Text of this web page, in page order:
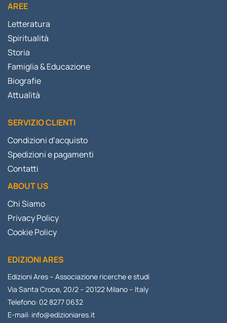
AREE
Letteratura
Spiritualità
Storia
Famiglia & Educazione
Biografie
Attualità
SERVIZIO CLIENTI
Condizioni d’acquisto
Spedizioni e pagamenti
Contatti
ABOUT US
Chi Siamo
Privacy Policy
Cookie Policy
EDIZIONI ARES
Edizioni Ares – Associazione ricerche e studi
Via Santa Croce, 20/2 – 20122 Milano – Italy
Telefono: 02 8277 0632
E-mail: info@edizioniares.it